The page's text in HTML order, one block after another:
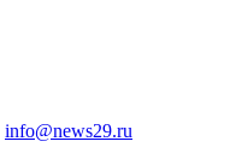
info@news29.ru